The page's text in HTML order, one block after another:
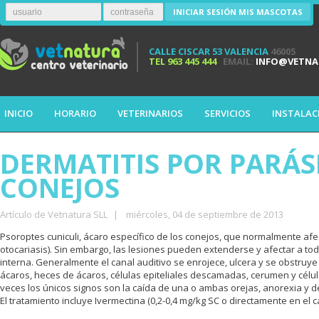
INICIAR SESIÓN MIS MASCOTAS
CALLE CISCAR 53 VALENCIA 46005
TEL 963 445 444EMAIL:
INICIO HORARIO VETERINARIOS SERVICIOS
DERMATITIS POR
CONEJOS
Artículo de Vetnatura SLL |
miércoles, 04 de septiembre de 2013
Psoroptes cuniculi, ácaro específico de los conejos, que normalmente
otocariasis). Sin embargo, las lesiones pueden extenderse y afectar a
interna. Generalmente el canal auditivo se enrojece, ulcera y se
ácaros, heces de ácaros, células epiteliales descamadas, cerumen y
veces los únicos signos son la caída de una o ambas orejas, anorexia y
El tratamiento incluye Ivermectina (0,2-0,4 mg/kg SC o directamente en el